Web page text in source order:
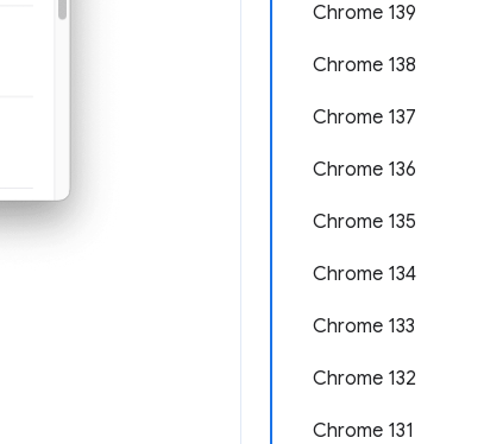
Chrome 139
Chrome 138
Chrome 137
Chrome 136
Chrome 135
Chrome 134
Chrome 133
Chrome 132
Chrome 131